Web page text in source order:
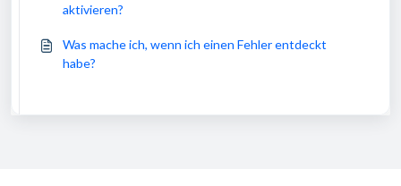
aktivieren?
Was mache ich, wenn ich einen Fehler entdeckt
habe?